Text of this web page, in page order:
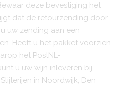
deze bevestiging het
dat de retourzending door
uw zending aan een
Heeft u het pakket voorzien
het PostNL-
u uw wijn inleveren bij
in Noordwijk, Den